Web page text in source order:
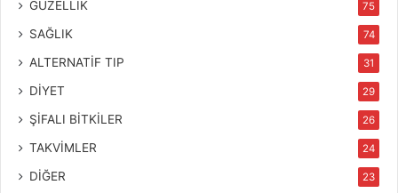
GÜZELLİK 75
SAĞLIK 74
ALTERNATİF TIP 31
DİYET 29
ŞİFALI BİTKİLER 26
TAKVİMLER 24
DİĞER 23